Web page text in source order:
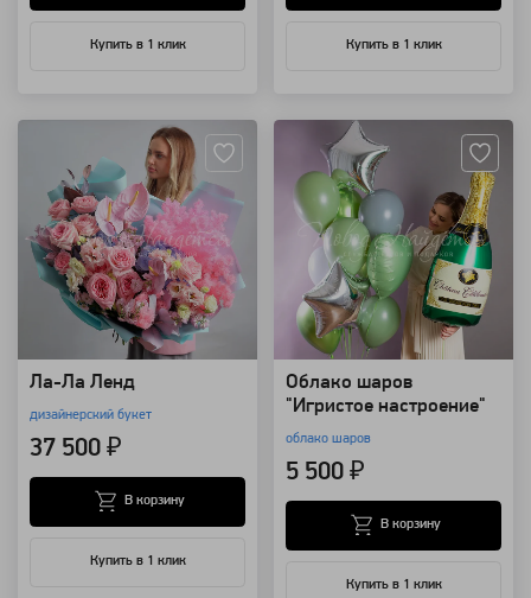
Купить в 1 клик Купить в 1 клик
Ла-Ла Ленд
дизайнерский букет
37 500 ₽
Купить в 1 клик
В корзину
Облако шаров
"Игристое настроение"
облако шаров
5 500 ₽
Купить в 1 клик
В корзину